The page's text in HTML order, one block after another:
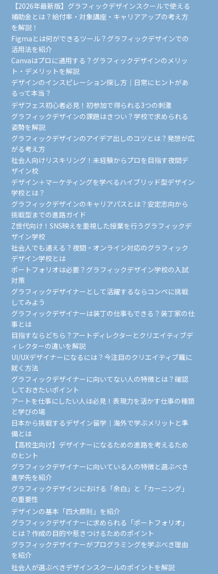
【2026年最新版】グラフィックデザインスクールで使える
補助金とは？給付率・対象講座・キャリアアップの考え方
を解説！
Figmaとは何ができるツール？グラフィックデザインでの
活用法を紹介
Canvaはプロに通用する？グラフィックデザインのメリッ
ト・デメリットを解説
デザインのインスピレーション探し方｜日常にヒントがあ
るって本当？
デザフェス初心者必見！初参加で得られる3つの刺激
グラフィックデザインの課題はきつい？学校で求められる
姿勢を解説
グラフィックデザインのアイデア出しのコツとは？発想が広
がる考え方
社会人向けリスキリング！未経験からプロを目指す夜間デ
ザイン校
デザイン＋マーケティングを学べるハイブリッド型デザイン
学校とは？
グラフィックデザインのキャリアパスとは？安定志向から
挑戦型までの進路ガイド
Z世代向け！SNS映えを重視した授業を行うグラフィックデ
ザイン学校
社会人でも通える？夜間・オンライン対応のグラフィック
デザイン学校とは
ポートフォリオは必要？グラフィックデザイン学校の入試
対策
グラフィックデザイナーとして活躍するならコンペに挑戦
してみよう
グラフィックデザイナーは装丁の仕事もできる？装丁家の仕
事とは
目指すならどちら？アートディレクターとクリエイティブデ
ィレクターの違いを解説
UI/UXデザイナーになるには？今注目のクリエイティブ職に
就く方法
グラフィックデザイナーに向いてない人の特徴とは？確認
しておきたいポイント
アートを仕事にしたい人は必見！表現力を活かす仕事の種類
と学びの場
日本から挑戦するデザイン留学｜海外で学ぶメリットと準
備とは
【高校生向け】デザイナーになるための進路を考えるため
のヒント
グラフィックデザイナーに向いている人の特徴と選ぶべき
進学先を紹介
グラフィックデザインにおける「余白」と「カーニング」
の重要性
デザインの基本「四大原則」を紹介
グラフィックデザイナーに求められる「ポートフォリオ」
とは？作成の目的や惹きつけるためのポイント
グラフィックデザイナーがプログラミングを学ぶべき理由
を紹介
社会人が選ぶべきデザインスクールのポイントを解説